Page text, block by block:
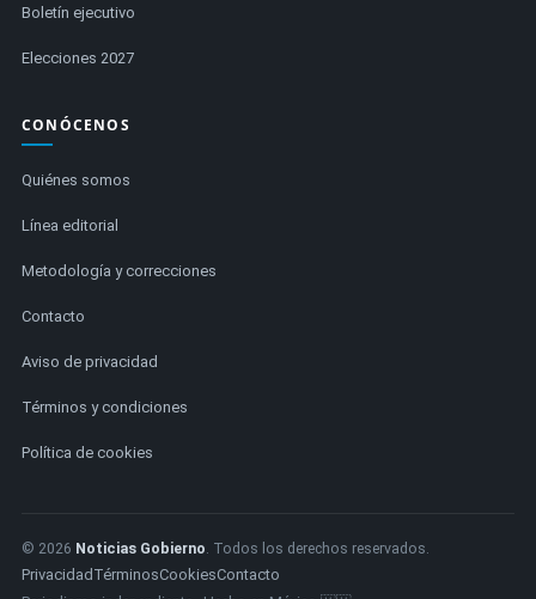
Boletín ejecutivo
Elecciones 2027
CONÓCENOS
Quiénes somos
Línea editorial
Metodología y correcciones
Contacto
Aviso de privacidad
Términos y condiciones
Política de cookies
© 2026 Noticias Gobierno . Todos los derechos reservados.
Privacidad TérminosCookiesContacto